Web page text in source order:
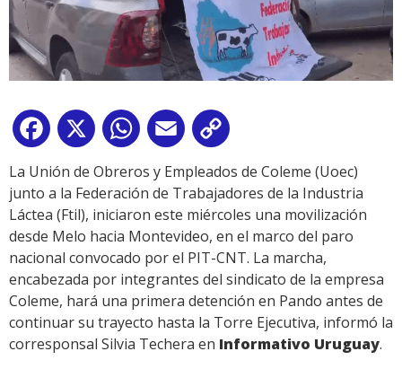
Facebook
X WhatsApp
Email
Link
La Unión de Obreros y Empleados de Coleme (Uoec)
junto a la Federación de Trabajadores de la Industria
Láctea (Ftil), iniciaron este miércoles una movilización
desde Melo hacia Montevideo, en el marco del paro
nacional convocado por el PIT-CNT. La marcha,
encabezada por integrantes del sindicato de la empresa
Coleme, hará una primera detención en Pando antes de
continuar su trayecto hasta la Torre Ejecutiva, informó la
corresponsal Silvia Techera en Informativo Uruguay.